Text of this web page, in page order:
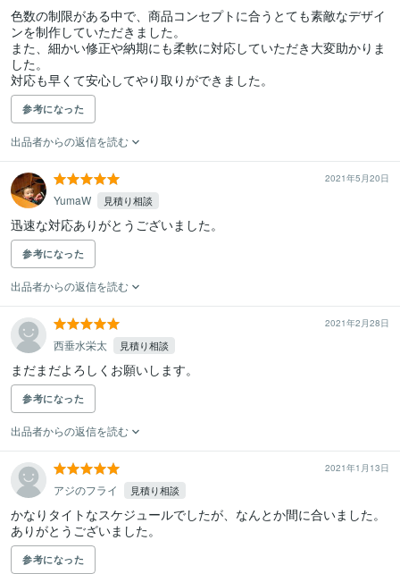
色数の制限がある中で、商品コンセプトに合うとても素敵なデザイ
ンを制作していただきました。
また、細かい修正や納期にも柔軟に対応していただき大変助かりま
した。
対応も早くて安心してやり取りができました。
参考になった
出品者からの返信を読む
2021年5月20日
YumaW 見積り相談
迅速な対応ありがとうございました。
参考になった
出品者からの返信を読む
2021年2月28日
西垂水栄太 見積り相談
参考になった
出品者からの返信を読む
2021年1月13日
アジのフライ 見積り相談
かなりタイトなスケジュールでしたが、なんとか間に合いました。
ありがとうございました。
参考になった